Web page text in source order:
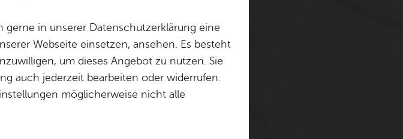
Servern hergestellt. Diese verwenden Cookies und
und zu verbessern. Weitere Informationen
gerne in unserer Datenschutzerklärung eine
Webseite einsetzen, ansehen. Es besteht
um dieses Angebot zu nutzen. Sie
auch jederzeit bearbeiten oder widerrufen.
möglicherweise nicht alle